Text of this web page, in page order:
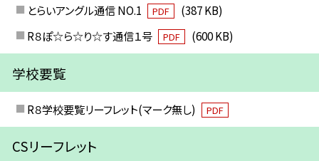
とらいアングル通信 NO.1 PDF
(387 KB)
R８ぽ☆ら☆り☆す通信１号
PDF (600 KB)
学校要覧
R８学校要覧リーフレット(マーク無し) PDF
CSリーフレット